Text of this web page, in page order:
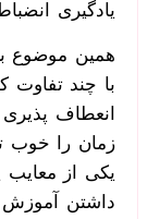
یادگیری
همین موضوع
با چند تفاوت
انعطاف
زمان را خوب
یکی از معایب
داشتن آموزش